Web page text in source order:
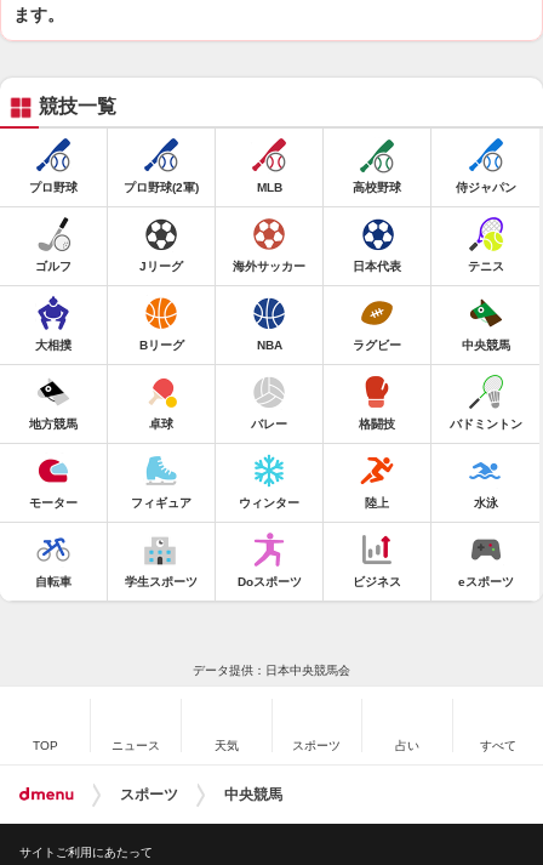
ます。
競技一覧
プロ野球 プロ野球(2軍) MLB 高校野球 侍ジャパン
ゴルフ Jリーグ 海外サッカー 日本代表 テニス
大相撲 Bリーグ NBA ラグビー 中央競馬
地方競馬 卓球 バレー 格闘技 バドミントン
モーター フィギュア ウィンター 陸上 水泳
自転車 学生スポーツ Doスポーツ ビジネス eスポーツ
データ提供：日本中央競馬会
TOP ニュース 天気 スポーツ 占い すべて
スポーツ 中央競馬
サイトご利用にあたって